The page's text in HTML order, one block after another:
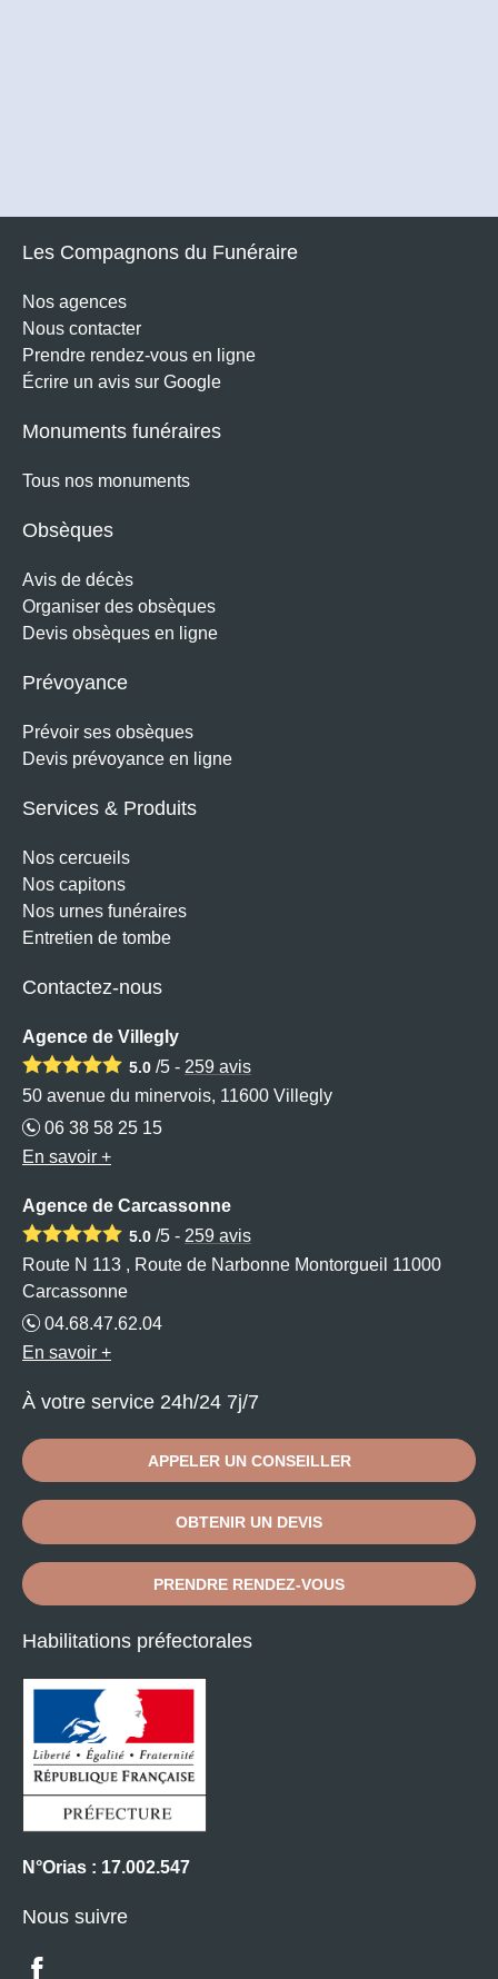
Les Compagnons du Funéraire
Nos agences
Nous contacter
Prendre rendez-vous en ligne
Écrire un avis sur Google
Monuments funéraires
Tous nos monuments
Obsèques
Avis de décès
Organiser des obsèques
Devis obsèques en ligne
Prévoyance
Prévoir ses obsèques
Devis prévoyance en ligne
Services & Produits
Nos cercueils
Nos capitons
Nos urnes funéraires
Entretien de tombe
Contactez-nous
Agence de Villegly
5.0 /5 - 259 avis
50 avenue du minervois, 11600 Villegly
06 38 58 25 15
En savoir +
Agence de Carcassonne
5.0 /5 - 259 avis
Route N 113 , Route de Narbonne Montorgueil 11000
Carcassonne
04.68.47.62.04
En savoir +
À votre service 24h/24 7j/7
APPELER UN CONSEILLER
OBTENIR UN DEVIS
PRENDRE RENDEZ-VOUS
Habilitations préfectorales
N°Orias : 17.002.547
Nous suivre